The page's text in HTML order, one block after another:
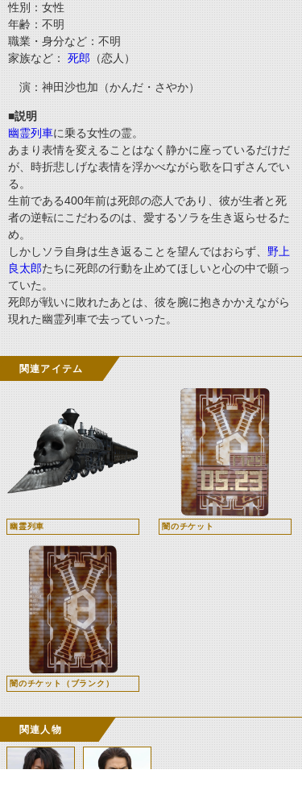
性別：女性
年齢：不明
職業・身分など：不明
家族など： 死郎 （恋人）
演：神田沙也加（かんだ・さやか）
■説明
幽霊列車に乗る女性の霊。
あまり表情を変えることはなく静かに座っているだけだ
が、時折悲しげな表情を浮かべながら歌を口ずさんでい
る。
生前である400年前は死郎の恋人であり、彼が生者と死
者の逆転にこだわるのは、愛するソラを生き返らせるた
め。
しかしソラ自身は生き返ることを望んではおらず、 野上
良太郎たちに死郎の行動を止めてほしいと心の中で願っ
ていた。
死郎が戦いに敗れたあとは、彼を腕に抱きかかえながら
現れた幽霊列車で去っていった。
関連アイテム
幽霊列車 闇のチケット
闇のチケット（ブランク）
関連人物